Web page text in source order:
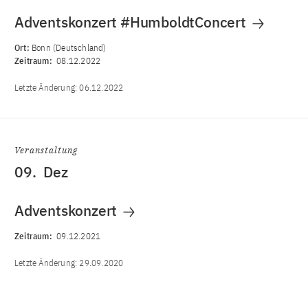
Adventskonzert #HumboldtConcert
Ort: Bonn (Deutschland)
Zeitraum: 08.12.2022
Letzte Änderung:06.12.2022
Veranstaltung
09. Dez
Adventskonzert
Zeitraum: 09.12.2021
Letzte Änderung: 29.09.2020